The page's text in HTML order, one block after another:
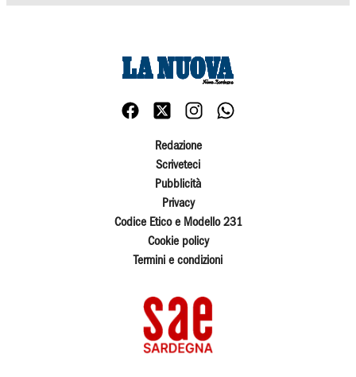
Redazione
Scriveteci
Pubblicità
Privacy
Codice Etico e Modello 231
Cookie policy
Termini e condizioni